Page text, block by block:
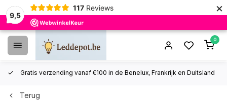
9,5
117 Reviews ×
0
Gratis verzending vanaf €100 in de Benelux, Frankrijk en Duitsland
Terug